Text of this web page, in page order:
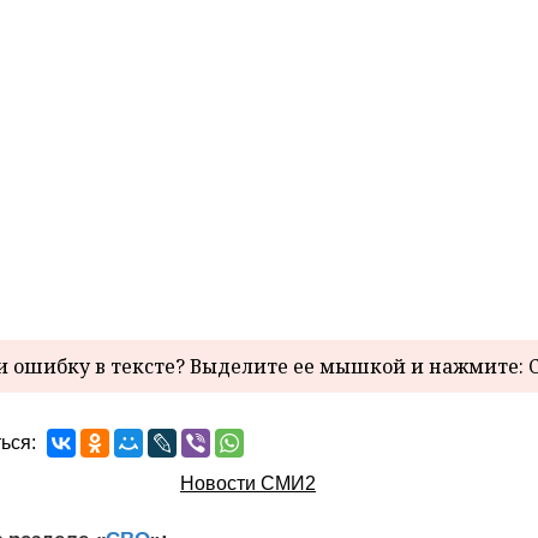
в тексте? Выделите ее мышкой и нажмите:
Новости СМИ2